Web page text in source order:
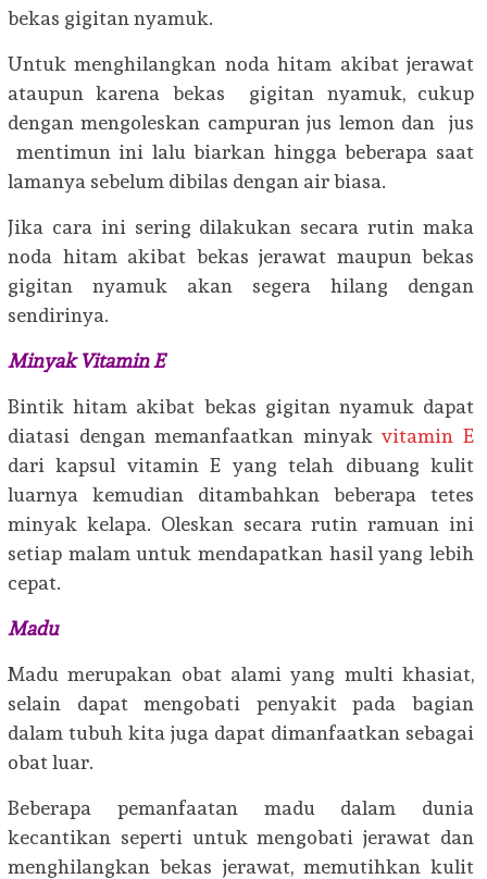
bekas gigitan nyamuk.
Untuk menghilangkan noda hitam akibat jerawat
ataupun karena bekas gigitan nyamuk, cukup
dengan mengoleskan campuran jus lemon dan jus
mentimun ini lalu biarkan hingga beberapa saat
lamanya sebelum dibilas dengan air biasa.
Jika cara ini sering dilakukan secara rutin maka
noda hitam akibat bekas jerawat maupun bekas
gigitan nyamuk akan segera hilang dengan
sendirinya.
Minyak Vitamin E
Bintik hitam akibat bekas gigitan nyamuk dapat
diatasi dengan memanfaatkan minyakvitamin E
dari kapsul vitamin E yang telah dibuang kulit
luarnya kemudian ditambahkan beberapa tetes
minyak kelapa. Oleskan secara rutin ramuan ini
setiap malam untuk mendapatkan hasil yang lebih
cepat.
Madu
Madu merupakan obat alami yang multi khasiat,
selain dapat mengobati penyakit pada bagian
dalam tubuh kita juga dapat dimanfaatkan sebagai
obat luar.
Beberapa pemanfaatan madu dalam dunia
kecantikan seperti untuk mengobati jerawat dan
menghilangkan bekas jerawat, memutihkan kulit